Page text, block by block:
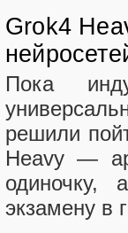
Grok4
Пока
решили
Heavy —
одиночку,
экзамену в